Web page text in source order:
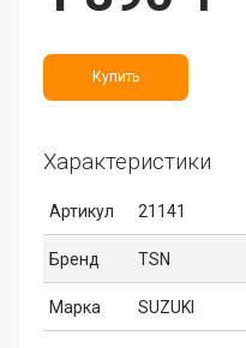
Купить
Характеристики
Артикул 21141
Бренд TSN
Марка SUZUKI